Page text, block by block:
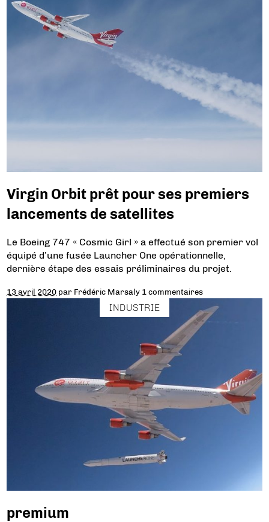
Virgin Orbit prêt pour ses premiers
lancements de satellites
Le Boeing 747 « Cosmic Girl » a effectué son premier vol
équipé d’une fusée Launcher One opérationnelle,
dernière étape des essais préliminaires du projet.
13 avril 2020 par Frédéric Marsaly 1 commentaires
INDUSTRIE
premium